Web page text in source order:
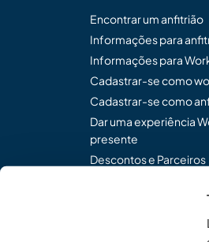
Encontrar um anfitrião
Informações para
Informações para
Cadastrar-se como
Cadastrar-se como
Dar uma experiência
presente
Descontos e Parceiros